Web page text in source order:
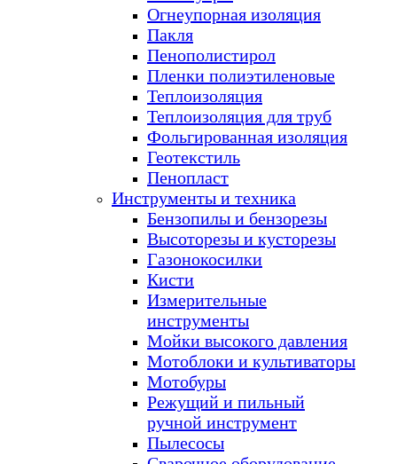
Огнеупорная изоляция
Пакля
Пенополистирол
Пленки полиэтиленовые
Теплоизоляция
Теплоизоляция для труб
Фольгированная изоляция
Геотекстиль
Пенопласт
Инструменты и техника
Бензопилы и бензорезы
Высоторезы и кусторезы
Газонокосилки
Кисти
Измерительные
инструменты
Мойки высокого давления
Мотоблоки и культиваторы
Мотобуры
Режущий и пильный
ручной инструмент
Пылесосы